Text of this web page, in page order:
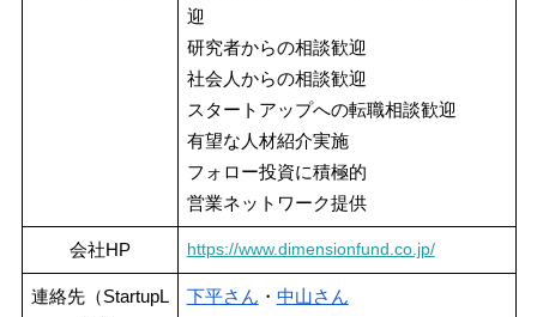
迎
研究者からの相談歓迎
社会人からの相談歓迎
スタートアップへの転職相談歓迎
有望な人材紹介実施
フォロー投資に積極的
営業ネットワーク提供
会社HP https://www.dimensionfund.co.jp/
連絡先（StartupL
下平さん ・ 中山さん